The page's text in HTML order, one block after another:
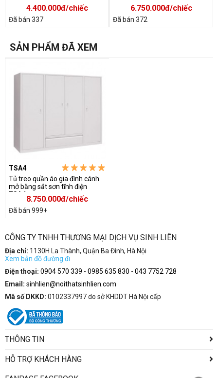
4.400.000đ/chiếc
Đã bán 337
6.750.000đ/chiếc
Đã bán 372
SẢN PHẨM ĐÃ XEM
TSA4
Tủ treo quần áo gia đình cánh
mở bằng sắt sơn tĩnh điện
TSA48.750.000đ/chiếc
Đã bán 999+
CÔNG TY TNHH THƯƠNG MẠI DỊCH VỤ SINH LIÊN
Địa chỉ: 1130H La Thành, Quận Ba Đình, Hà Nội
Xem bản đồ đường đi
Điện thoại: 0904 570 339 - 0985 635 830 - 043 7752 728
Email: sinhlien@noithatsinhlien.com
Mã số DKKD: 0102337997 do sở KHDDT Hà Nội cấp
THÔNG TIN
HỖ TRỢ KHÁCH HÀNG